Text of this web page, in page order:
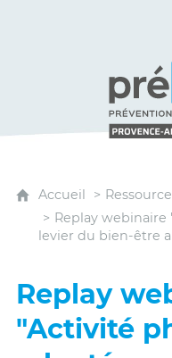
Accueil
Replay
levier du bien-être
Replay
"Activité